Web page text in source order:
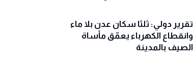
تقرير دولي: ثلثا سكان عدن بلا ماء
وانقطاع الكهرباء يعمّق مأساة
الصيف بالمدينة